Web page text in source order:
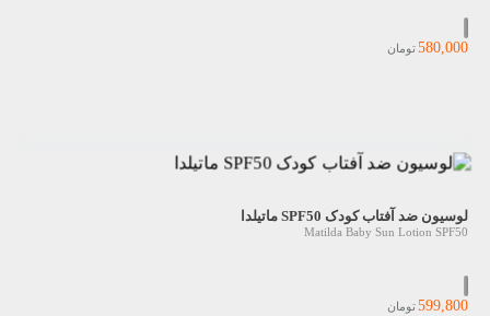
580,000تومان
لوسیون ضد آفتاب کودک SPF50 ماتیلدا
Matilda Baby Sun Lotion SPF50
599,800تومان